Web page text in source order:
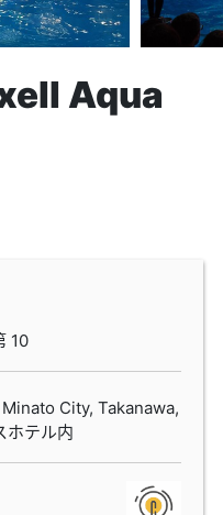
Aqua
10
City, Takanawa,
テル内